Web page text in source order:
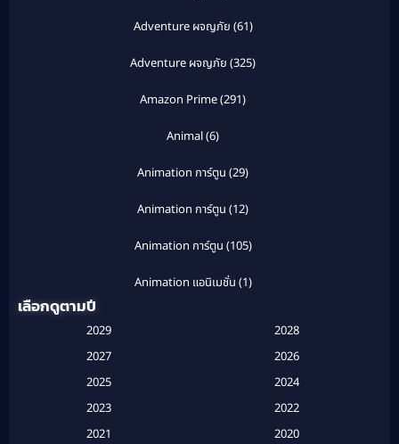
Adventure ผจญภัย (61)
Adventure ผจญภัย (325)
Amazon Prime(291)
Animal(6)
Animation การ์ตูน (29)
Animation การ์ตูน (12)
Animation การ์ตูน (105)
Animation แอนิเมชั่น (1)
Based on a True Story สร้างจากเรื่องจริง(2)
เลือกดูตามปี
2029
2028
2027
2026
2025
2024
2023
2022
2021
2020